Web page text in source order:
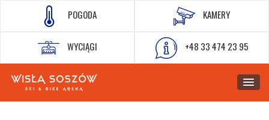
POGODA KAMERY
WYCIĄGI +48 33 474 23 95